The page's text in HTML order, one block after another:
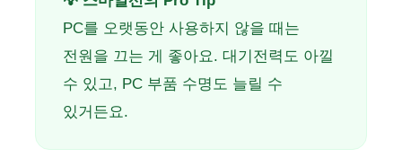
PC를 오랫동안 사용하지 않을 때는
전원을 끄는 게 좋아요. 대기전력도 아낄
수 있고, PC 부품 수명도 늘릴 수
있거든요.